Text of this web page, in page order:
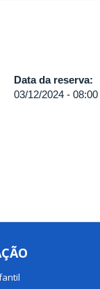
Data da reserva:
03/12/2024 -08:00